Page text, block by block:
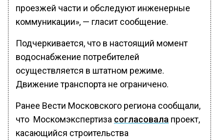
проезжей части и обследуют инженерные
коммуникации», — гласит сообщение.
Подчеркивается, что в настоящий момент
водоснабжение потребителей
осуществляется в штатном режиме.
Движение транспорта не ограничено.
Ранее Вести Московского региона сообщали,
что Москомэкспертиза согласовала проект,
касающийся строительства